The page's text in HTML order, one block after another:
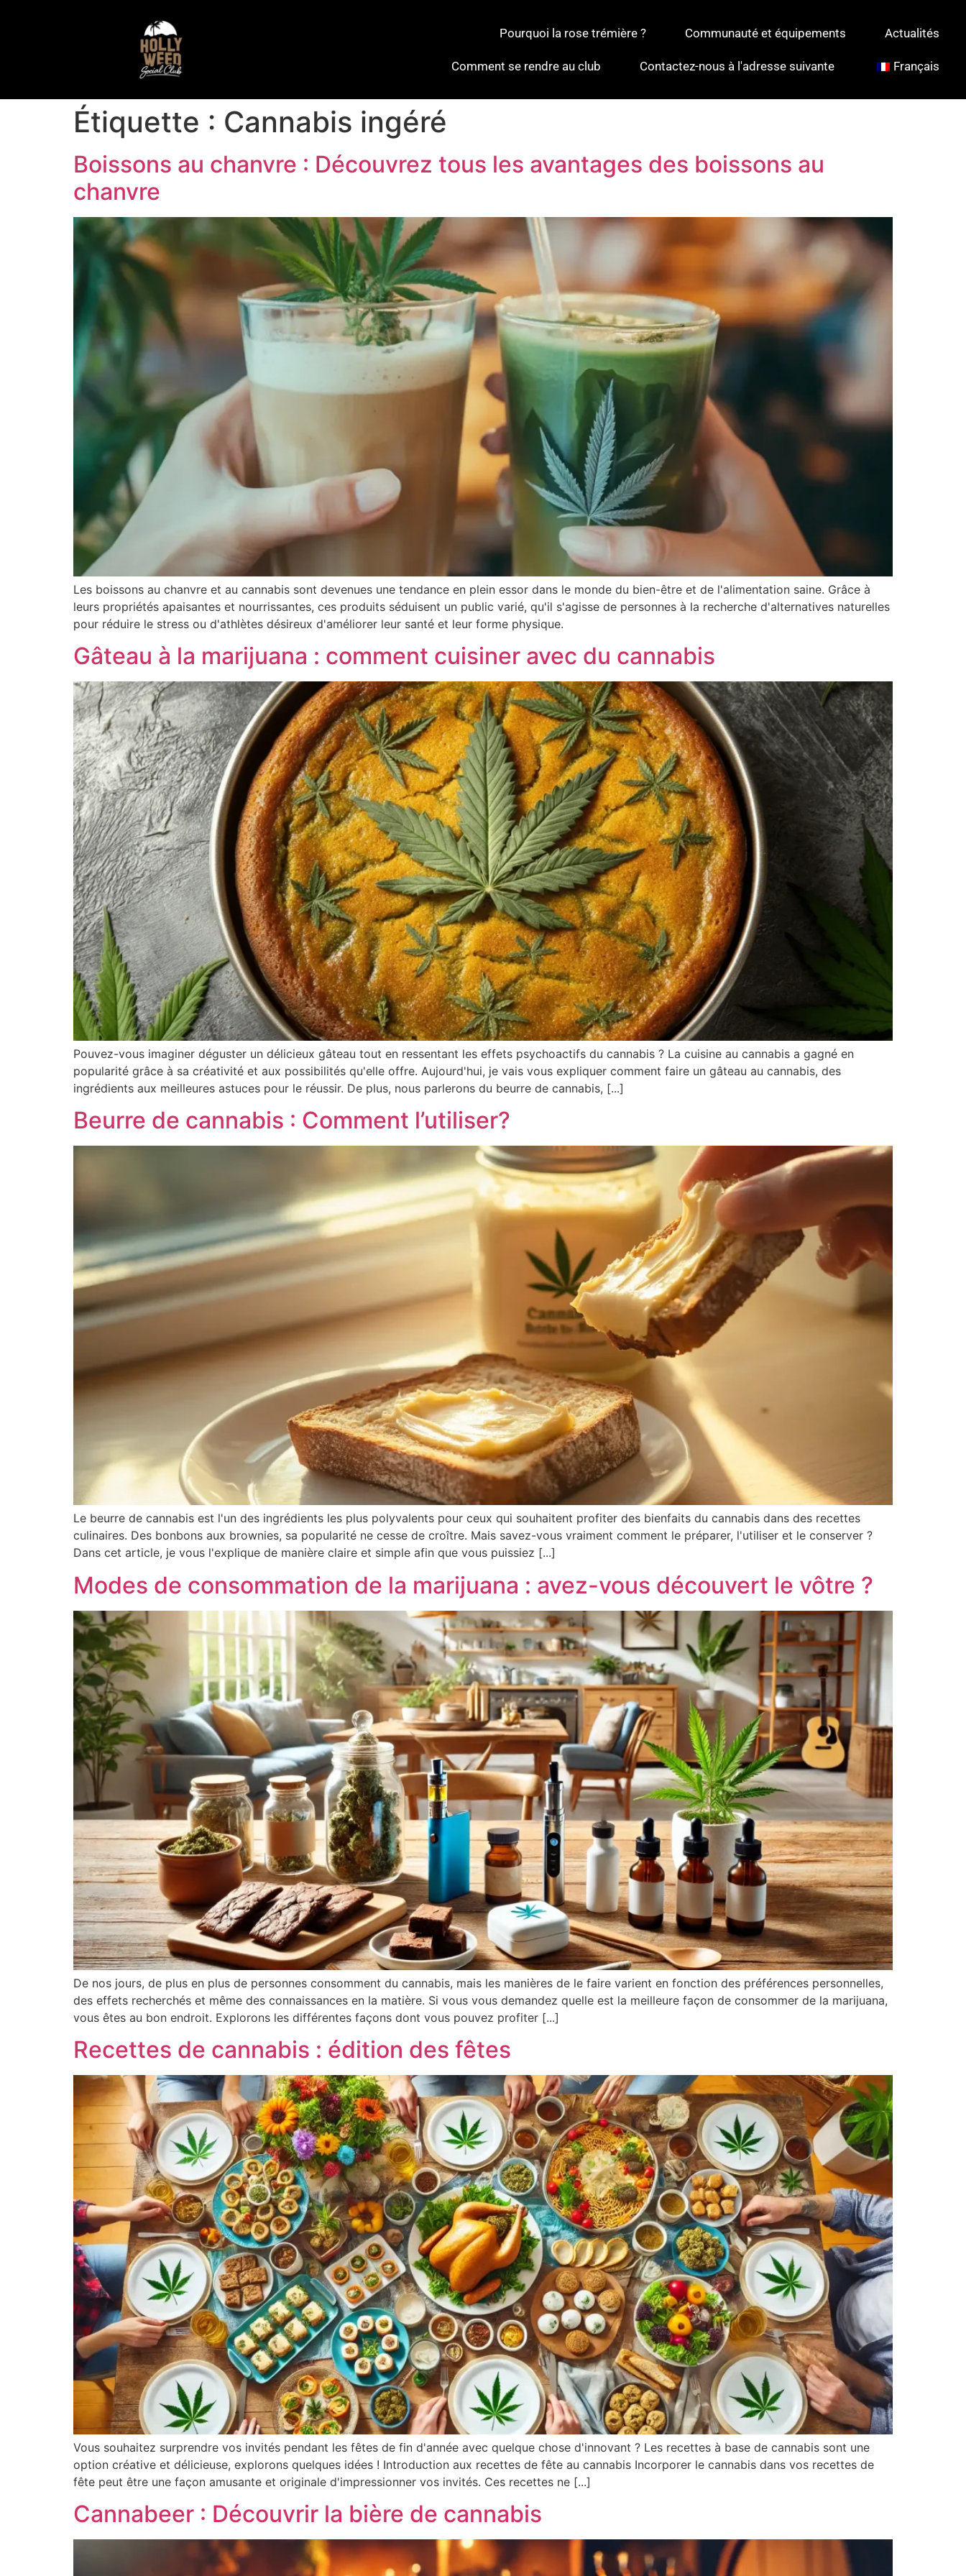
Pourquoi la rose trémière ? Communauté et équipements Actualités
Comment se rendre au club Contactez-nous à l'adresse suivante Français
Étiquette : Cannabis ingéré
Boissons au chanvre : Découvrez tous les avantages des boissons au
chanvre
Les boissons au chanvre et au cannabis sont devenues une tendance en plein essor dans le monde du bien-être et de l'alimentation saine. Grâce à
leurs propriétés apaisantes et nourrissantes, ces produits séduisent un public varié, qu'il s'agisse de personnes à la recherche d'alternatives naturelles
pour réduire le stress ou d'athlètes désireux d'améliorer leur santé et leur forme physique.
Gâteau à la marijuana : comment cuisiner avec du cannabis
Pouvez-vous imaginer déguster un délicieux gâteau tout en ressentant les effets psychoactifs du cannabis ? La cuisine au cannabis a gagné en
popularité grâce à sa créativité et aux possibilités qu'elle offre. Aujourd'hui, je vais vous expliquer comment faire un gâteau au cannabis, des
ingrédients aux meilleures astuces pour le réussir. De plus, nous parlerons du beurre de cannabis, [...]
Beurre de cannabis : Comment l’utiliser?
Le beurre de cannabis est l'un des ingrédients les plus polyvalents pour ceux qui souhaitent profiter des bienfaits du cannabis dans des recettes
culinaires. Des bonbons aux brownies, sa popularité ne cesse de croître. Mais savez-vous vraiment comment le préparer, l'utiliser et le conserver ?
Dans cet article, je vous l'explique de manière claire et simple afin que vous puissiez [...]
Modes de consommation de la marijuana : avez-vous découvert le vôtre ?
De nos jours, de plus en plus de personnes consomment du cannabis, mais les manières de le faire varient en fonction des préférences personnelles,
des effets recherchés et même des connaissances en la matière. Si vous vous demandez quelle est la meilleure façon de consommer de la marijuana,
vous êtes au bon endroit. Explorons les différentes façons dont vous pouvez profiter [...]
Recettes de cannabis : édition des fêtes
Vous souhaitez surprendre vos invités pendant les fêtes de fin d'année avec quelque chose d'innovant ? Les recettes à base de cannabis sont une
option créative et délicieuse, explorons quelques idées ! Introduction aux recettes de fête au cannabis Incorporer le cannabis dans vos recettes de
fête peut être une façon amusante et originale d'impressionner vos invités. Ces recettes ne [...]
Cannabeer : Découvrir la bière de cannabis